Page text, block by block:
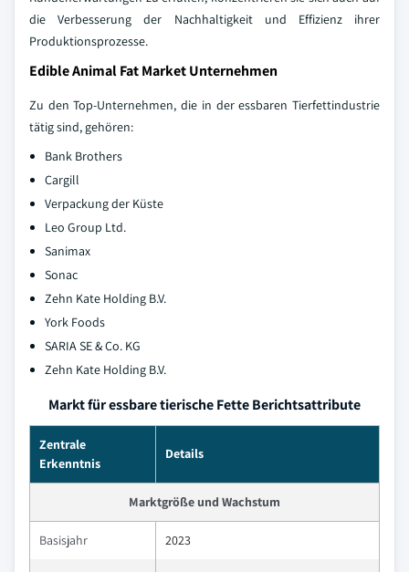
die Verbesserung der Nachhaltigkeit und Effizienz ihrer
Produktionsprozesse.
Edible Animal Fat Market Unternehmen
Zu den Top-Unternehmen, die in der essbaren Tierfettindustrie
tätig sind, gehören:
Bank Brothers
Cargill
Verpackung der Küste
Leo Group Ltd.
Sanimax
Sonac
Zehn Kate Holding B.V.
York Foods
SARIA SE & Co. KG
Zehn Kate Holding B.V.
Markt für essbare tierische Fette Berichtsattribute
Zentrale
Erkenntnis
Details
Marktgröße und Wachstum
Basisjahr 2023